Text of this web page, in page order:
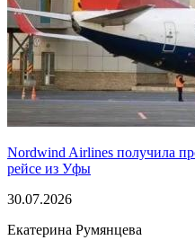
Nordwind Airlines получила
рейсе из Уфы
30.07.2026
Екатерина Румянцева